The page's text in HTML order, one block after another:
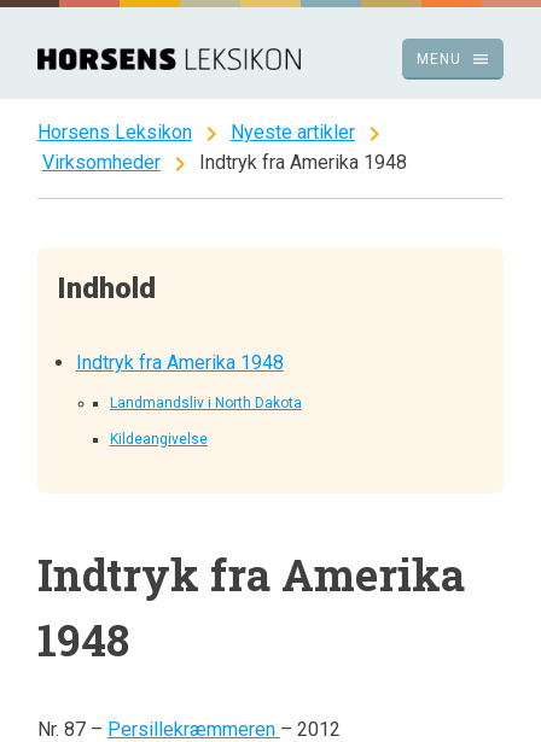
Spring
indhold
menu
MENU
Horsens Leksikon chevron_right Nyeste artikler chevron_right
Virksomheder chevron_right Indtryk fra Amerika 1948
Indhold
Indtryk fra Amerika 1948
Landmandsliv i North Dakota
Kildeangivelse
Indtryk fra Amerika
1948
Nr. 87 – Persillekræmmeren – 2012